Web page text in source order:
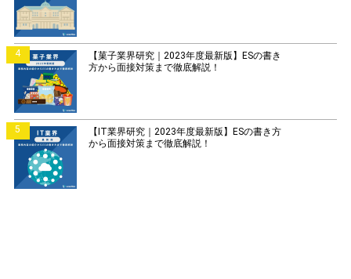
4
【菓子業界研究｜2023年度最新版】ESの書き
方から面接対策まで徹底解説！
5
【IT業界研究｜2023年度最新版】ESの書き方
から面接対策まで徹底解説！